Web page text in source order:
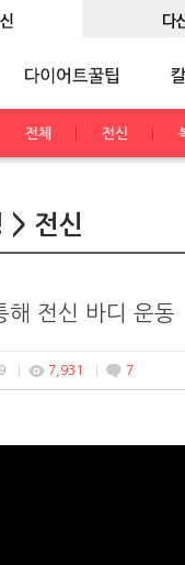
전체 전신
> 전신
해 전신 바디 운동
7,931 7